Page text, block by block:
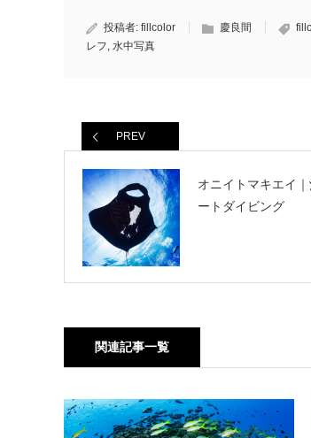
投稿者: fillcolor 慶良間
レフ, 水中写真
PREV
オニイトマキエイ
ートダイビング
関連記事一覧